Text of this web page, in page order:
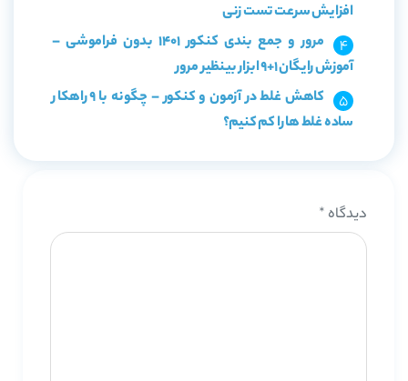
افزایش سرعت تست زنی
مرور و جمع بندی کنکور 1401 بدون فراموشی –
آموزش رایگان 1+9 ابزار بینظیر مرور
کاهش غلط در آزمون و کنکور – چگونه با 9 راهکار
ساده غلط ها را کم کنیم؟
دیدگاه *